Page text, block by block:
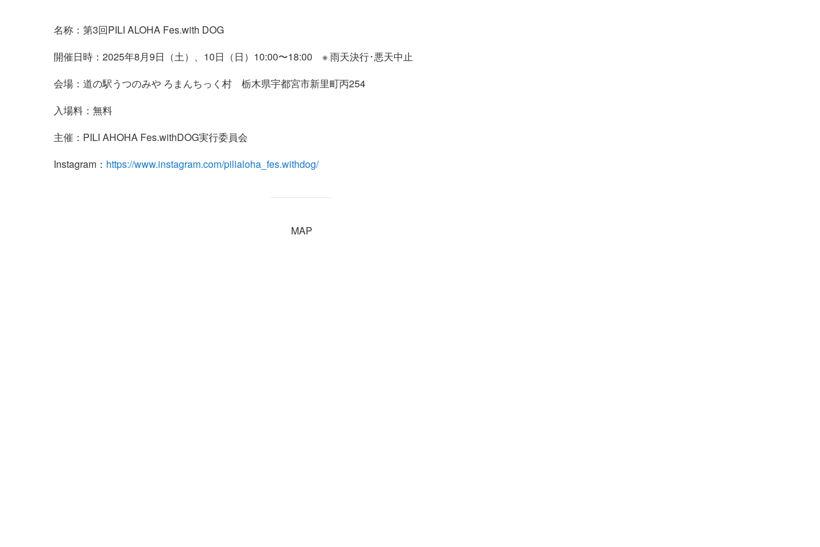
名称：第3回PILI ALOHA Fes.with DOG
開催日時：2025年8月9日（土）、10日（日）10:00〜18:00 ※ 雨天決行･悪天中止
会場：道の駅うつのみや ろまんちっく村 栃木県宇都宮市新里町丙254
入場料：無料
主催：PILI AHOHA Fes.withDOG実行委員会
Instagram： https://www.instagram.com/pilialoha_fes.withdog/
MAP